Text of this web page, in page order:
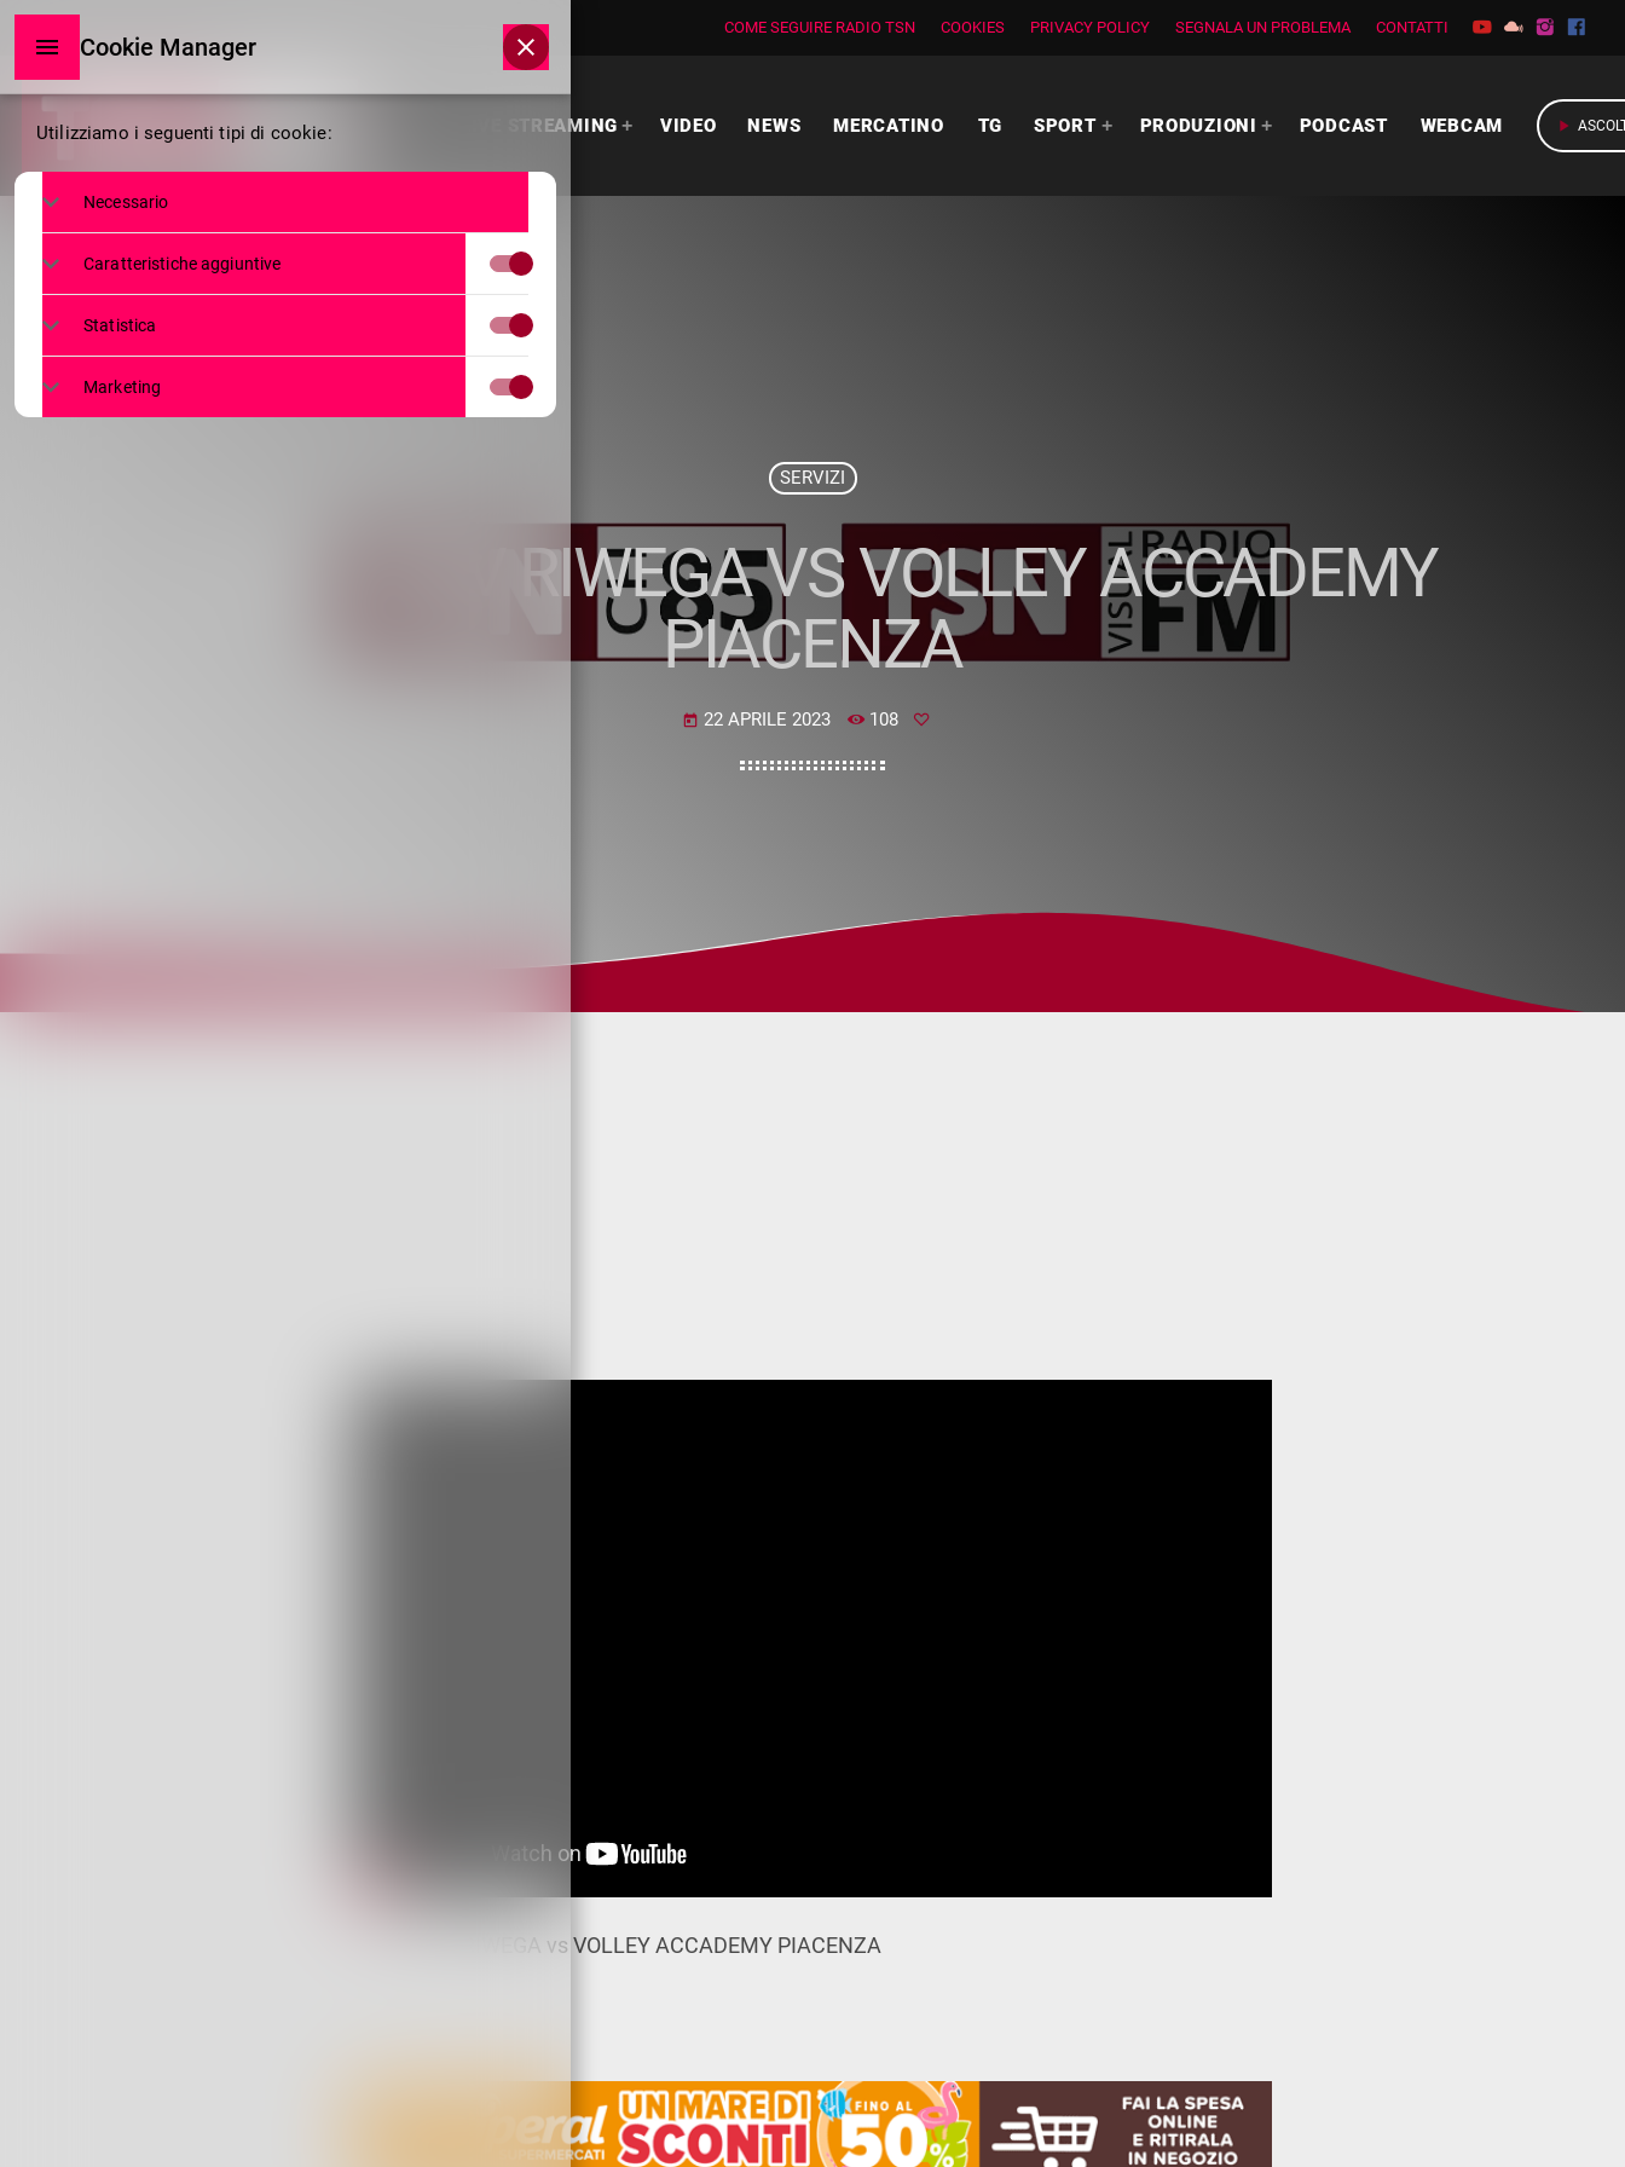
COME SEGUIRE RADIO TSN COOKIES PRIVACY POLICY SEGNALA UN PROBLEMA CONTATTI
LIVE STREAMING VIDEO NEWS MERCATINO TG SPORT PRODUZIONI PODCAST WEBCAM play_arrow
SERVIZI
LIVE – PPV RIWEGA VS VOLLEY ACCADEMY
PIACENZA
today 22 APRILE 2023 108
Live – PPV RIWEGA vs VOLLEY ACCADEMY PIACENZA
Cookie Manager
Cookie
Manager
Utilizziamo i seguenti tipi di cookie:
Necessario
Caratteristiche aggiuntive
Statistica
Marketing